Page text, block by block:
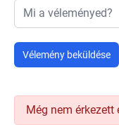
Mi a véleményed?
Vélemény beküldése
Még nem érkezett